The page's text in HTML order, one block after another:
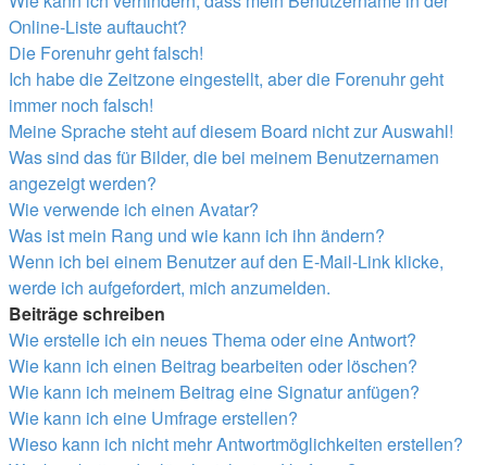
Online-Liste auftaucht?
Die Forenuhr geht falsch!
Ich habe die Zeitzone eingestellt, aber die Forenuhr geht
immer noch falsch!
Meine Sprache steht auf diesem Board nicht zur Auswahl!
Was sind das für Bilder, die bei meinem Benutzernamen
angezeigt werden?
Wie verwende ich einen Avatar?
Was ist mein Rang und wie kann ich ihn ändern?
Wenn ich bei einem Benutzer auf den E-Mail-Link klicke,
werde ich aufgefordert, mich anzumelden.
Beiträge schreiben
Wie erstelle ich ein neues Thema oder eine Antwort?
Wie kann ich einen Beitrag bearbeiten oder löschen?
Wie kann ich meinem Beitrag eine Signatur anfügen?
Wie kann ich eine Umfrage erstellen?
Wieso kann ich nicht mehr Antwortmöglichkeiten erstellen?